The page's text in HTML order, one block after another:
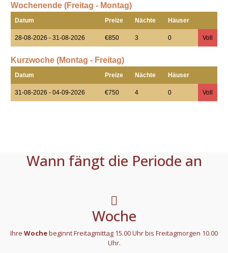
Wochenende (Freitag - Montag)
Datum Preize Nächte Häuser
28-08-2026 - 31-08-2026 €850 3 0 Voll
Kurzwoche (Montag - Freitag)
Datum Preize Nächte Häuser
31-08-2026 - 04-09-2026 €750 4 0 Voll
Wann fängt die Periode an
Woche
Ihre Wochebeginnt Freitagmittag 15.00 Uhr bis Freitagmorgen 10.00
Uhr.